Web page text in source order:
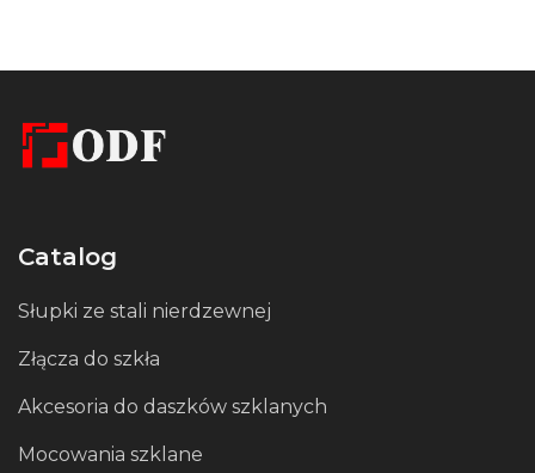
Catalog
Słupki ze stali nierdzewnej
Złącza do szkła
Akcesoria do daszków szklanych
Mocowania szklane